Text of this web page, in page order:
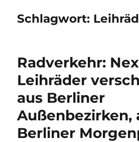
Schlagwort:
Radverkehr:
Leihräder
aus Berliner
Außenbezirken,
Berliner